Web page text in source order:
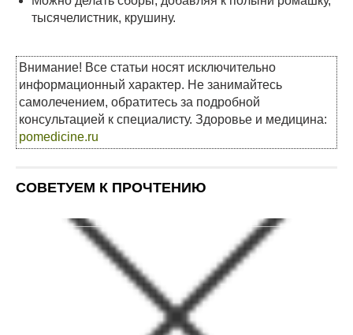
тысячелистник, крушину.
Внимание! Все статьи носят исключительно
информационный характер. Не занимайтесь
самолечением, обратитесь за подробной
консультацией к специалисту. Здоровье и медицина:
pomedicine.ru
СОВЕТУЕМ К ПРОЧТЕНИЮ